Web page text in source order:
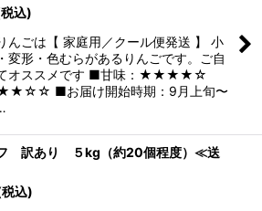
絞り込む
込)
んごは【 家庭用／クール便発送 】 小
変形・色むらがあるりんごです。ご自
てオススメです ■甘味：★★★★☆
■お届け開始時期：9月上旬〜
訳あり ５kg（約20個程度）≪送
込)